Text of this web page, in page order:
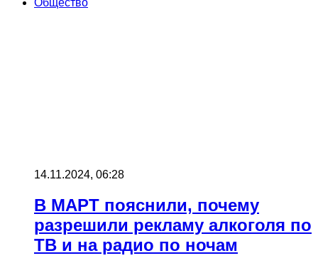
14.11.2024, 06:28
В МАРТ пояснили, почему
разрешили рекламу алкоголя по
ТВ и на радио по ночам